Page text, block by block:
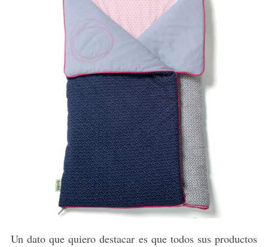
Un dato que quiero destacar es que todos sus productos